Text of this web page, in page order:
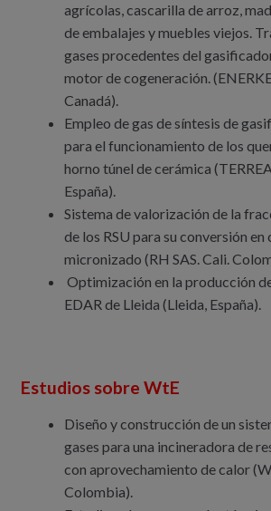
agrícolas, cascarilla de arroz,
de embalajes y muebles viejos.
gases procedentes del
motor de cogeneración.
Canadá).
Empleo de gas de síntesis de
para el funcionamiento de los
horno túnel de cerámica
España).
Sistema de valorización de la
de los RSU para su conversión
micronizado (RH SAS. Cali.
Optimización en la producción
EDAR de Lleida (Lleida, España).
Estudios sobre WtE
Diseño y construcción de un
gases para una incineradora de
con aprovechamiento de calor
Colombia).